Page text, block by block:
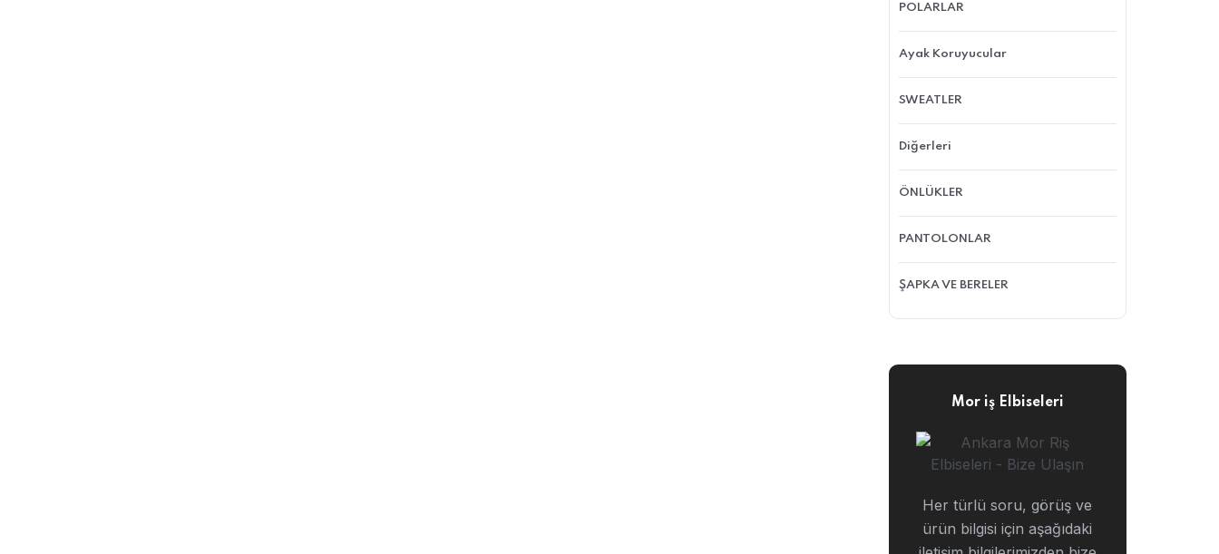
POLARLAR
Ayak Koruyucular
SWEATLER
Diğerleri
ÖNLÜKLER
PANTOLONLAR
ŞAPKA VE BERELER
Mor iş Elbiseleri
Her türlü soru, görüş ve
ürün bilgisi için aşağıdaki